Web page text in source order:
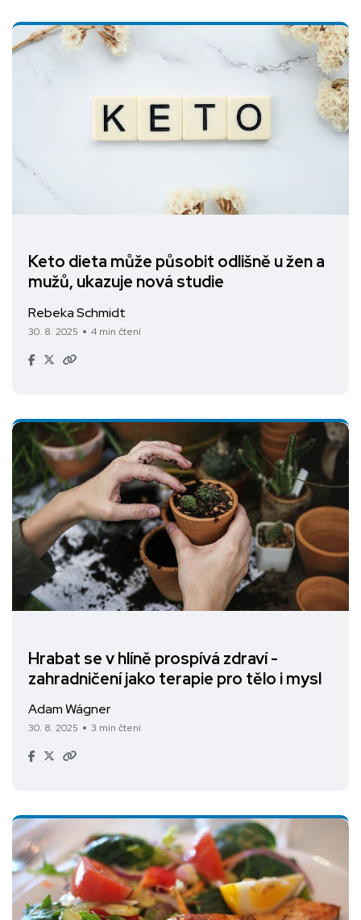
Keto dieta může působit odlišně u žen a
mužů, ukazuje nová studie
Rebeka Schmidt
30. 8. 2025 4 min čtení
Hrabat se v hlíně prospívá zdraví -
zahradničení jako terapie pro tělo i mysl
Adam Wágner
30. 8. 2025 3 min čtení